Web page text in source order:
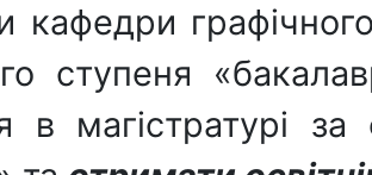
кафедри
ступеня
в магістратурі